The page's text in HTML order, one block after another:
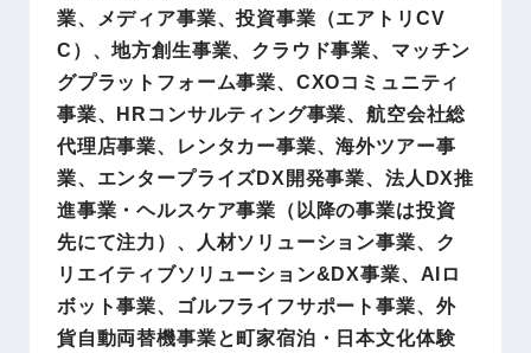
業、メディア事業、投資事業（エアトリCV
C）、地方創生事業、クラウド事業、マッチン
グプラットフォーム事業、CXOコミュニティ
事業、HRコンサルティング事業、航空会社総
代理店事業、レンタカー事業、海外ツアー事
業、エンタープライズDX開発事業、法人DX推
進事業・ヘルスケア事業（以降の事業は投資
先にて注力）、人材ソリューション事業、ク
リエイティブソリューション&DX事業、AIロ
ボット事業、ゴルフライフサポート事業、外
貨自動両替機事業と町家宿泊・日本文化体験